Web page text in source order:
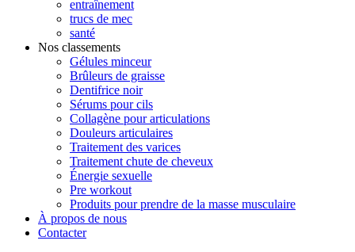
entraînement
trucs de mec
santé
Nos classements
Gélules minceur
Brûleurs de graisse
Dentifrice noir
Sérums pour cils
Collagène pour articulations
Douleurs articulaires
Traitement des varices
Traitement chute de cheveux
Énergie sexuelle
Pre workout
Produits pour prendre de la masse musculaire
À propos de nous
Contacter